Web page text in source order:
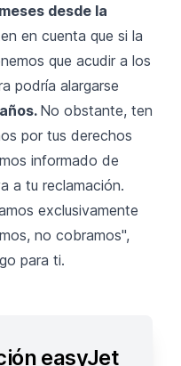
desde la
en cuenta que si la
que acudir a los
podría alargarse
No obstante, ten
por tus derechos
informado de
a tu reclamación.
exclusivamente
no cobramos",
para ti.
easyJet